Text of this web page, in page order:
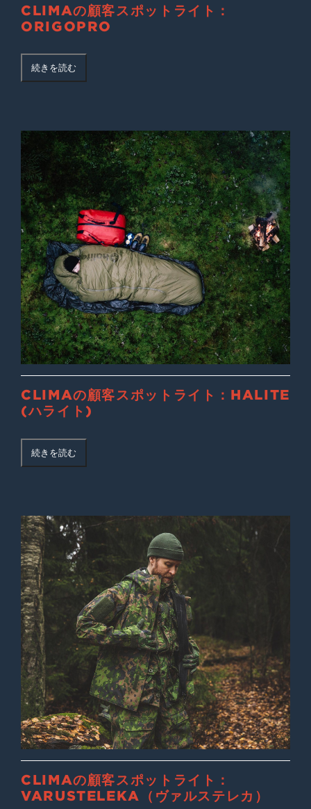
CLIMAの顧客スポットライト：
ORIGOPRO
続きを読む
CLIMAの顧客スポットライト：HALITE
(ハライト)
続きを読む
CLIMAの顧客スポットライト：
VARUSTELEKA（ヴァルステレカ）